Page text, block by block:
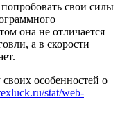
свои силы
она не отличается
а в скорости
особенностей о
stat/web-